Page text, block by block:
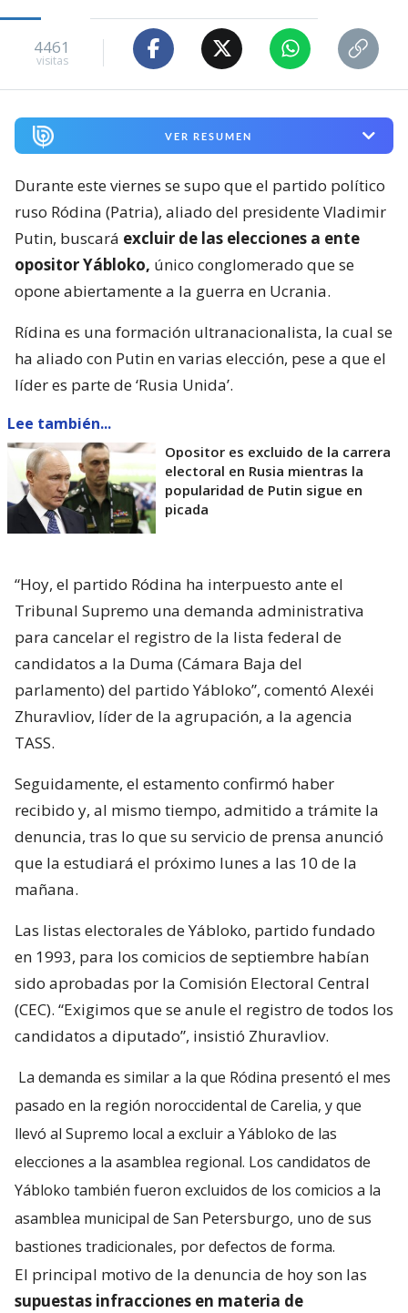
4461
visitas
VER RESUMEN
Durante este viernes se supo que el partido político
ruso Ródina (Patria), aliado del presidente Vladimir
Putin, buscará excluir de las elecciones a ente
opositor Yábloko, único conglomerado que se
opone abiertamente a la guerra en Ucrania.
Rídina es una formación ultranacionalista, la cual se
ha aliado con Putin en varias elección, pese a que el
líder es parte de ‘Rusia Unida’.
Lee también...
Opositor es excluido de la carrera
electoral en Rusia mientras la
popularidad de Putin sigue en
picada
“Hoy, el partido Ródina ha interpuesto ante el
Tribunal Supremo una demanda administrativa
para cancelar el registro de la lista federal de
candidatos a la Duma (Cámara Baja del
parlamento) del partido Yábloko”, comentó Alexéi
Zhuravliov, líder de la agrupación, a la agencia
TASS.
Seguidamente, el estamento confirmó haber
recibido y, al mismo tiempo, admitido a trámite la
denuncia, tras lo que su servicio de prensa anunció
que la estudiará el próximo lunes a las 10 de la
mañana.
Las listas electorales de Yábloko, partido fundado
en 1993, para los comicios de septiembre habían
sido aprobadas por la Comisión Electoral Central
(CEC). “Exigimos que se anule el registro de todos los
candidatos a diputado”, insistió Zhuravliov.
La demanda es similar a la que Ródina presentó el mes
pasado en la región noroccidental de Carelia, y que
llevó al Supremo local a excluir a Yábloko de las
elecciones a la asamblea regional. Los candidatos de
Yábloko también fueron excluidos de los comicios a la
asamblea municipal de San Petersburgo, uno de sus
bastiones tradicionales, por defectos de forma.
El principal motivo de la denuncia de hoy son las
supuestas infracciones en materia de